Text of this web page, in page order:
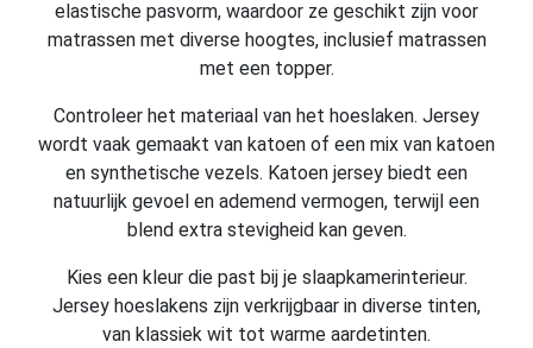
elastische pasvorm, waardoor ze geschikt zijn voor
matrassen met diverse hoogtes, inclusief matrassen
met een topper.
Controleer het materiaal van het hoeslaken. Jersey
wordt vaak gemaakt van katoen of een mix van katoen
en synthetische vezels. Katoen jersey biedt een
natuurlijk gevoel en ademend vermogen, terwijl een
blend extra stevigheid kan geven.
Kies een kleur die past bij je slaapkamerinterieur.
Jersey hoeslakens zijn verkrijgbaar in diverse tinten,
van klassiek wit tot warme aardetinten.